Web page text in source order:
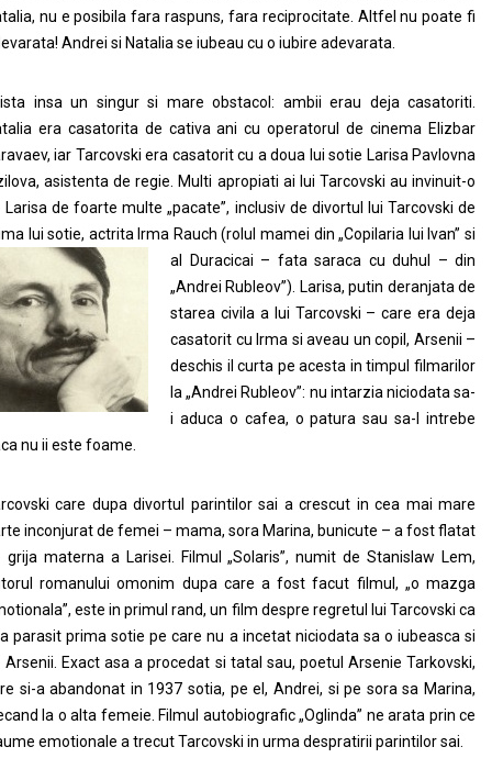
nu e posibila fara raspuns, fara reciprocitate. Altfel nu poate fi
Andrei si Natalia se iubeau cu o iubire adevarata.
insa un singur si mare obstacol: ambii erau deja casatoriti.
era casatorita de cativa ani cu operatorul de cinema Elizbar
iar Tarcovski era casatorit cu a doua lui sotie Larisa Pavlovna
asistenta de regie. Multi apropiati ai lui Tarcovski au invinuit-o
Larisa de foarte multe „pacate”, inclusiv de divortul lui Tarcovski de
lui sotie, actrita Irma Rauch (rolul mamei din „Copilaria lui Ivan” si
al Duracicai – fata saraca cu duhul – din
„Andrei Rubleov”). Larisa, putin deranjata de
starea civila a lui Tarcovski – care era deja
casatorit cu Irma si aveau un copil, Arsenii –
deschis il curta pe acesta in timpul filmarilor
la „Andrei Rubleov”: nu intarzia niciodata sa-
i aduca o cafea, o patura sau sa-l intrebe
nu ii este foame.
care dupa divortul parintilor sai a crescut in cea mai mare
inconjurat de femei – mama, sora Marina, bunicute – a fost flatat
grija materna a Larisei. Filmul „Solaris”, numit de Stanislaw Lem,
romanului omonim dupa care a fost facut filmul, „o mazga
este in primul rand, un film despre regretul lui Tarcovski ca
parasit prima sotie pe care nu a incetat niciodata sa o iubeasca si
Arsenii. Exact asa a procedat si tatal sau, poetul Arsenie Tarkovski,
si-a abandonat in 1937 sotia, pe el, Andrei, si pe sora sa Marina,
la o alta femeie. Filmul autobiografic „Oglinda” ne arata prin ce
emotionale a trecut Tarcovski in urma despratirii parintilor sai.